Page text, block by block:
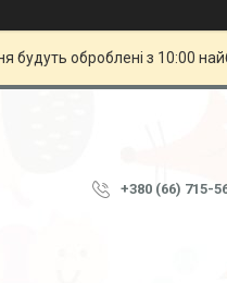
будуть оброблені з 10:00
+380 (66) 715-